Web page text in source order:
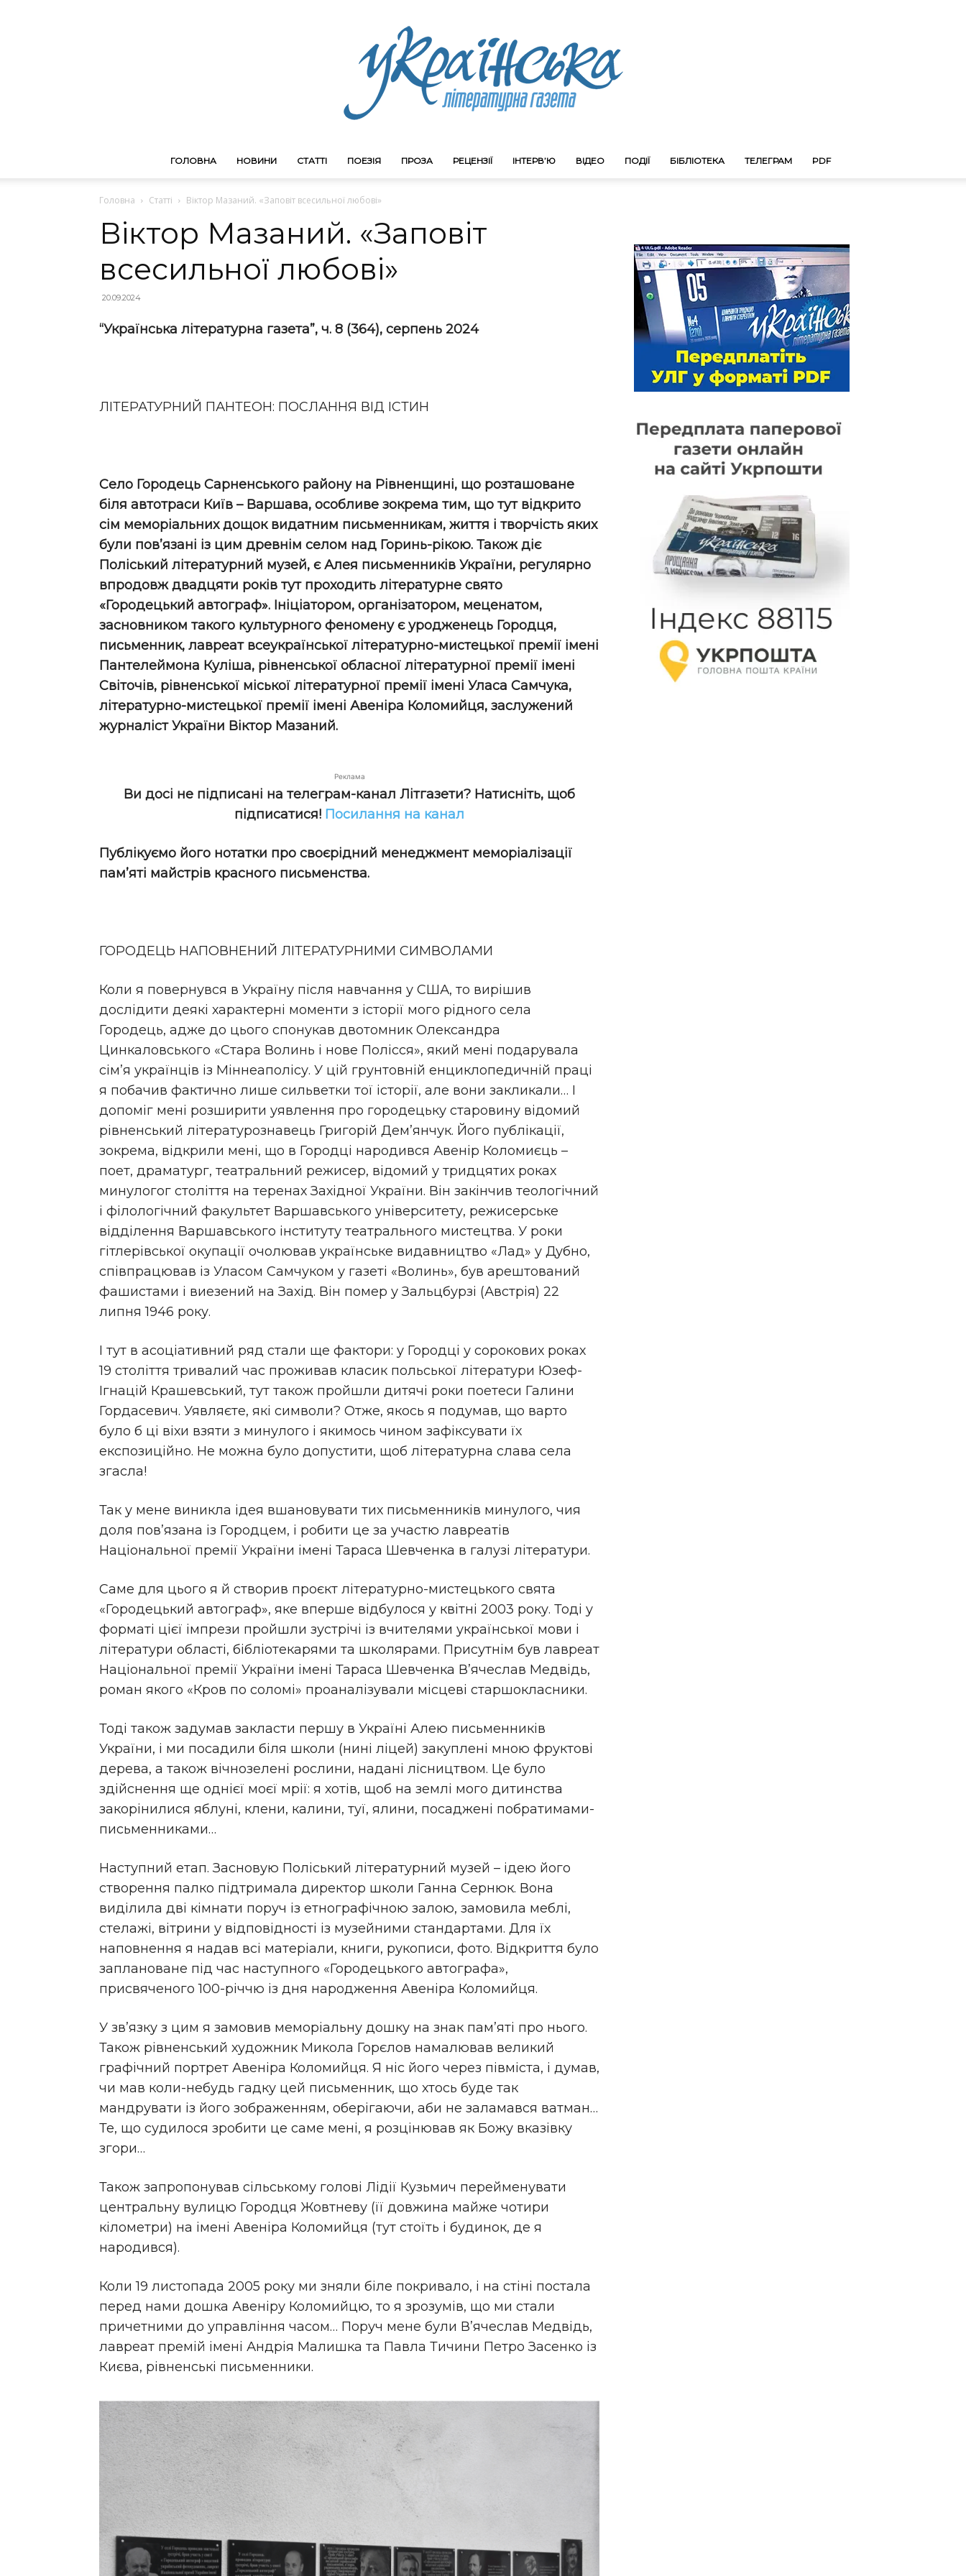
ГОЛОВНА НОВИНИ СТАТТІ ПОЕЗІЯ ПРОЗА РЕЦЕНЗІЇ ІНТЕРВ’Ю ВІДЕО ПОДІЇ БІБЛІОТЕКА ТЕЛЕГРАМ PDF
Головна Статті Віктор Мазаний. «Заповіт всесильної любові»
Віктор Мазаний. «Заповіт
всесильної любові»
20.09.2024
“Українська літературна газета”, ч. 8 (364), серпень 2024
ЛІТЕРАТУРНИЙ ПАНТЕОН: ПОСЛАННЯ ВІД ІСТИН
Село Городець Сарненського району на Рівненщині, що розташоване
біля автотраси Київ – Варшава, особливе зокрема тим, що тут відкрито
сім меморіальних дощок видатним письменникам, життя і творчість яких
були пов’язані із цим древнім селом над Горинь-рікою. Також діє
Поліський літературний музей, є Алея письменників України, регулярно
впродовж двадцяти років тут проходить літературне свято
«Городецький автограф». Ініціатором, організатором, меценатом,
засновником такого культурного феномену є уродженець Городця,
письменник, лавреат всеукраїнської літературно-мистецької премії імені
Пантелеймона Куліша, рівненської обласної літературної премії імені
Світочів, рівненської міської літературної премії імені Уласа Самчука,
літературно-мистецької премії імені Авеніра Коломийця, заслужений
журналіст України Віктор Мазаний.
Реклама
Ви досі не підписані на телеграм-канал Літгазети? Натисніть, щоб
підписатися! Посилання на канал
Публікуємо його нотатки про своєрідний менеджмент меморіалізації
пам’яті майстрів красного письменства.
ГОРОДЕЦЬ НАПОВНЕНИЙ ЛІТЕРАТУРНИМИ СИМВОЛАМИ
Коли я повернувся в Україну після навчання у США, то вирішив
дослідити деякі характерні моменти з історії мого рідного села
Городець, адже до цього спонукав двотомник Олександра
Цинкаловського «Стара Волинь і нове Полісся», який мені подарувала
сім’я українців із Міннеаполісу. У цій грунтовній енциклопедичній праці
я побачив фактично лише сильветки тої історії, але вони закликали… І
допоміг мені розширити уявлення про городецьку старовину відомий
рівненський літературознавець Григорій Дем’янчук. Його публікації,
зокрема, відкрили мені, що в Городці народився Авенір Коломиєць –
поет, драматург, театральний режисер, відомий у тридцятих роках
минулогог століття на теренах Західної України. Він закінчив теологічний
і філологічний факультет Варшавського університету, режисерське
відділення Варшавського інституту театрального мистецтва. У роки
гітлерівської окупації очолював українське видавництво «Лад» у Дубно,
співпрацював із Уласом Самчуком у газеті «Волинь», був арештований
фашистами і виезений на Захід. Він помер у Зальцбурзі (Австрія) 22
липня 1946 року.
І тут в асоціативний ряд стали ще фактори: у Городці у сорокових роках
19 століття тривалий час проживав класик польської літератури Юзеф-
Ігнацій Крашевський, тут також пройшли дитячі роки поетеси Галини
Гордасевич. Уявляєте, які символи? Отже, якось я подумав, що варто
було б ці віхи взяти з минулого і якимось чином зафіксувати їх
експозиційно. Не можна було допустити, щоб літературна слава села
згасла!
Так у мене виникла ідея вшановувати тих письменників минулого, чия
доля пов’язана із Городцем, і робити це за участю лавреатів
Національної премії України імені Тараса Шевченка в галузі літератури.
Саме для цього я й створив проєкт літературно-мистецького свята
«Городецький автограф», яке вперше відбулося у квітні 2003 року. Тоді у
форматі цієї імпрези пройшли зустрічі із вчителями української мови і
літератури області, бібліотекарями та школярами. Присутнім був лавреат
Національної премії України імені Тараса Шевченка В’ячеслав Медвідь,
роман якого «Кров по соломі» проаналізували місцеві старшокласники.
Тоді також задумав закласти першу в Україні Алею письменників
України, і ми посадили біля школи (нині ліцей) закуплені мною фруктові
дерева, а також вічнозелені рослини, надані лісництвом. Це було
здійснення ще однієї моєї мрії: я хотів, щоб на землі мого дитинства
закорінилися яблуні, клени, калини, туї, ялини, посаджені побратимами-
письменниками…
Наступний етап. Засновую Поліський літературний музей – ідею його
створення палко підтримала директор школи Ганна Сернюк. Вона
виділила дві кімнати поруч із етнографічною залою, замовила меблі,
стелажі, вітрини у відповідності із музейними стандартами. Для їх
наповнення я надав всі матеріали, книги, рукописи, фото. Відкриття було
заплановане під час наступного «Городецького автографа»,
присвяченого 100-річчю із дня народження Авеніра Коломийця.
У зв’язку з цим я замовив меморіальну дошку на знак пам’яті про нього.
Також рівненський художник Микола Горєлов намалював великий
графічний портрет Авеніра Коломийця. Я ніс його через півміста, і думав,
чи мав коли-небудь гадку цей письменник, що хтось буде так
мандрувати із його зображенням, оберігаючи, аби не заламався ватман…
Те, що судилося зробити це саме мені, я розцінював як Божу вказівку
згори…
Також запропонував сільському голові Лідії Кузьмич перейменувати
центральну вулицю Городця Жовтневу (її довжина майже чотири
кілометри) на імені Авеніра Коломийця (тут стоїть і будинок, де я
народився).
Коли 19 листопада 2005 року ми зняли біле покривало, і на стіні постала
перед нами дошка Авеніру Коломийцю, то я зрозумів, що ми стали
причетними до управління часом… Поруч мене були В’ячеслав Медвідь,
лавреат премій імені Андрія Малишка та Павла Тичини Петро Засенко із
Києва, рівненські письменники.